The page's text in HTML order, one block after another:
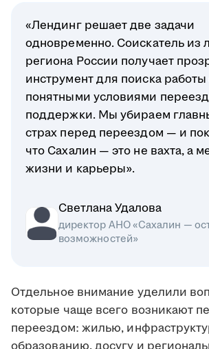
«Лендинг решает две задачи
одновременно. Соискатель из
региона России получает
инструмент для поиска работы
понятными условиями
поддержки. Мы убираем
страх перед переездом — и
что Сахалин — это не вахта, а
жизни и карьеры».
Светлана Удалова
директор АНО «Сахалин —
возможностей»
Отдельное внимание уделили
которые чаще всего возникают
переездом: жилью,